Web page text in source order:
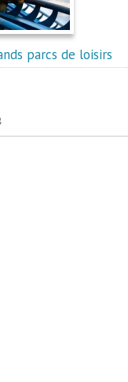
parcs de loisirs